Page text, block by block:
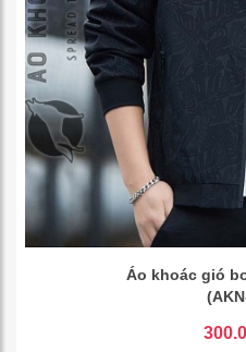
Áo khoác gió